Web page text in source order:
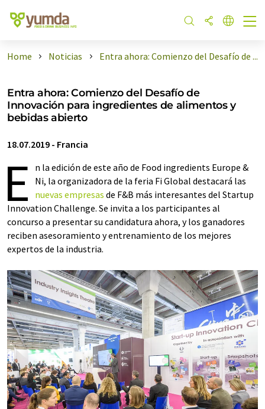
Home Noticias Entra ahora: Comienzo del Desafío de ...
Entra ahora: Comienzo del Desafío de
Innovación para ingredientes de alimentos y
bebidas abierto
18.07.2019 - Francia
E
n la edición de este año de Food ingredients Europe &
Ni, la organizadora de la feria Fi Global destacará las
nuevas empresas de F&B más interesantes del Startup
Innovation Challenge. Se invita a los participantes al
concurso a presentar su candidatura ahora, y los ganadores
reciben asesoramiento y entrenamiento de los mejores
expertos de la industria.